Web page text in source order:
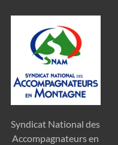
Syndicat National des
Accompagnateurs en